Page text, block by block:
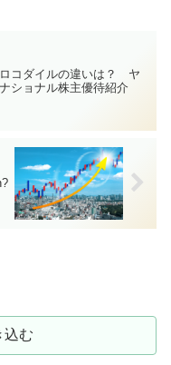
コダイルの違いは？ ヤ
ショナル株主優待紹介
込む